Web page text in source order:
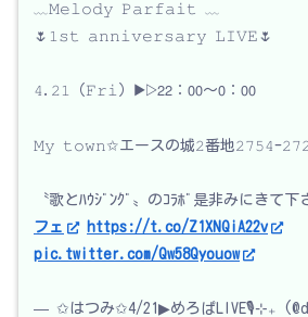
﹏𝙼𝚎𝚕𝚘𝚍𝚢 𝙿𝚊𝚛𝚏𝚊𝚒𝚝 ﹏
🌷𝟷𝚜𝚝 𝚊𝚗𝚗𝚒𝚟𝚎𝚛𝚜𝚊𝚛𝚢 𝙻𝙸𝚅𝙴🌷
𝟺.𝟸𝟷（𝙵𝚛𝚒）▶︎▷𝟤𝟤：𝟢𝟢〜𝟢：𝟢𝟢
𝙼𝚢 𝚝𝚘𝚠𝚗✩エースの城𝟸番地𝟸𝟽𝟻𝟺-
〝歌とﾊｳｼﾞﾝｸﾞ〟のｺﾗﾎﾞ是非みにきて下
フェ
https://t.co/Z1XNQiA22v
pic.twitter.com/Qw58Qyouow
— ✩はつみ✩4/21▶︎めろぱLIVE🎙⊹₊